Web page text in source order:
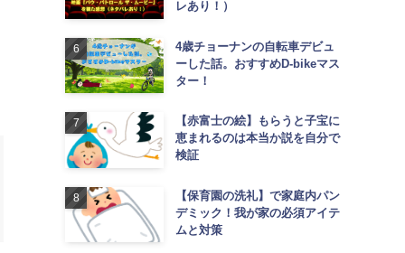
レあり！）
4歳チョーナンの自転車デビュ
ーした話。おすすめD-bikeマス
ター！
【赤富士の絵】もらうと子宝に
恵まれるのは本当か説を自分で
検証
【保育園の洗礼】で家庭内パン
デミック！我が家の必須アイテ
ムと対策